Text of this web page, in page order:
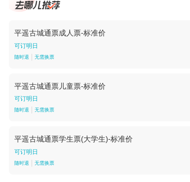
平遥古城通票成人票-标准价
可订明日
随时退 无需换票
平遥古城通票儿童票-标准价
可订明日
随时退 无需换票
平遥古城通票学生票(大学生)-标准价
可订明日
随时退 无需换票